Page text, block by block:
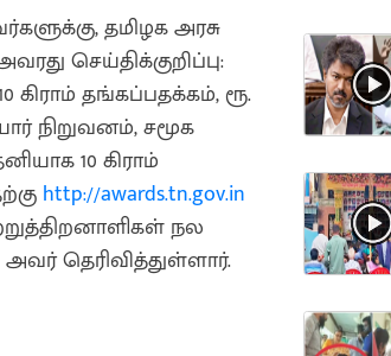
தமிழக அரசு
செய்திக்குறிப்பு:
கிராம் தங்கப்பதக்கம், ரூ.
நிறுவனம், சமூக
10 கிராம்
http://awards.tn.gov.in
நல
தெரிவித்துள்ளார்.